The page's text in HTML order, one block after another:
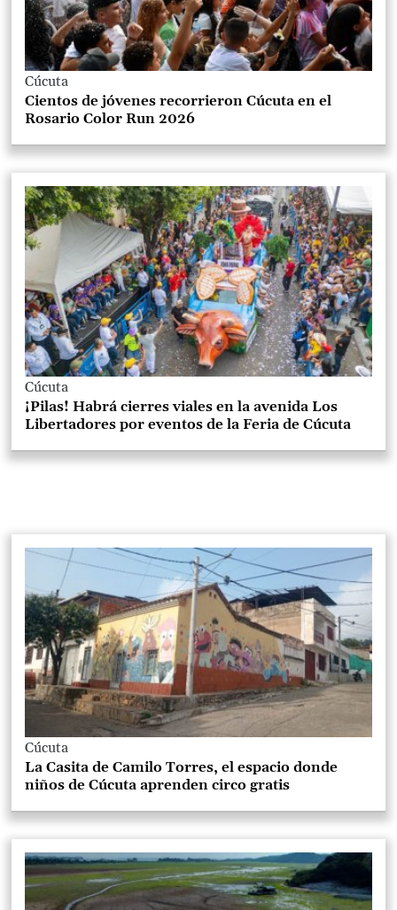
Cúcuta
Cientos de jóvenes recorrieron Cúcuta en el
Rosario Color Run 2026
Cúcuta
¡Pilas! Habrá cierres viales en la avenida Los
Libertadores por eventos de la Feria de Cúcuta
Cúcuta
La Casita de Camilo Torres, el espacio donde
niños de Cúcuta aprenden circo gratis